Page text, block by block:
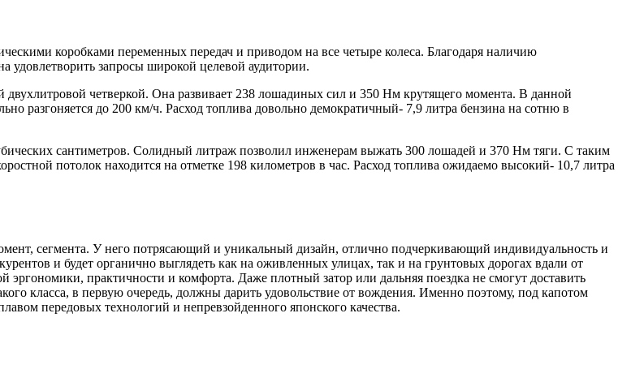
коробками переменных передач и приводом на все четыре колеса. Благодаря наличию
удовлетворить запросы широкой целевой аудитории.
четверкой. Она развивает 238 лошадиных сил и 350 Нм крутящего момента. В данной
разгоняется до 200 км/ч. Расход топлива довольно демократичный- 7,9 литра бензина на сотню в
сантиметров. Солидный литраж позволил инженерам выжать 300 лошадей и 370 Нм тяги. С таким
потолок находится на отметке 198 километров в час. Расход топлива ожидаемо высокий- 10,7 литра
сегмента. У него потрясающий и уникальный дизайн, отлично подчеркивающий индивидуальность и
и будет органично выглядеть как на оживленных улицах, так и на грунтовых дорогах вдали от
практичности и комфорта. Даже плотный затор или дальняя поездка не смогут доставить
класса, в первую очередь, должны дарить удовольствие от вождения. Именно поэтому, под капотом
передовых технологий и непревзойденного японского качества.